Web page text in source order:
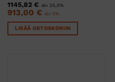
1145,82 € alv 25,5%
913,00 € alv 0%
LISÄÄ OSTOSKORIIN